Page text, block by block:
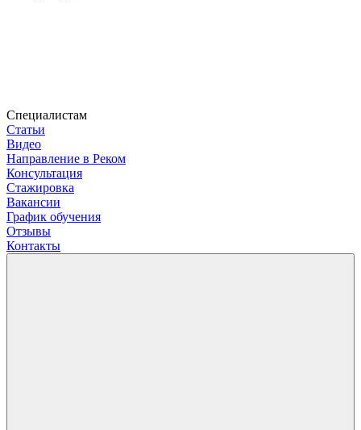
Специалистам
Статьи
Видео
Направление в Реком
Консультация
Стажировка
Вакансии
График обучения
Отзывы
Контакты